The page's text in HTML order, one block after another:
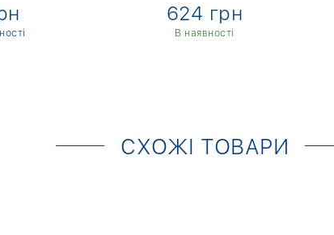
624 грн
В наявності
СХОЖІ ТОВАРИ